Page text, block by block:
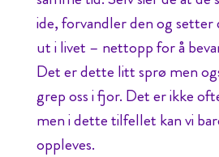
ide, forvandler den og
ut i livet – nettopp for å
Det er dette litt sprø men
grep oss i fjor. Det er ikke
men i dette tilfellet kan vi
oppleves.